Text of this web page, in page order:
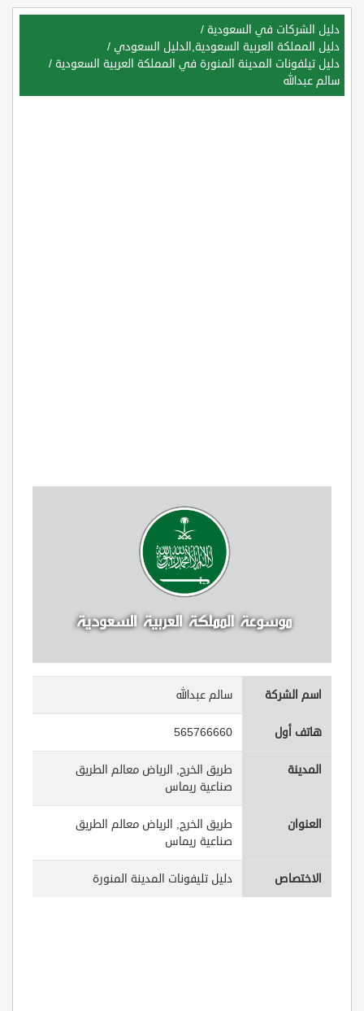
دليل الشركات في السعودية /
دليل المملكة العربية السعودية,الدليل السعودي /
دليل تيلفونات المدينة المنورة في المملكة العربية السعودية /
سالم عبدالله
اسم الشركة سالم عبدالله
هاتف أول 565766660
المدينة
طريق الخرج, الرياض معالم الطريق
صناعية ريماس
العنوان
طريق الخرج, الرياض معالم الطريق
صناعية ريماس
الاختصاص دليل تليفونات المدينة المنورة